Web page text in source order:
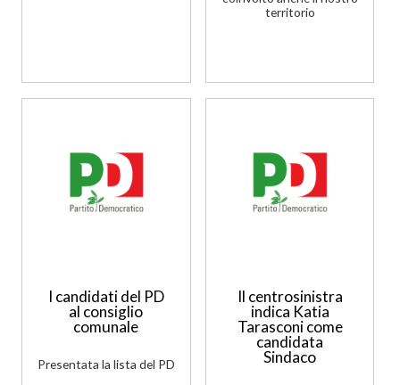
territorio
I candidati del PD
al consiglio
comunale
Presentata la lista del PD
Il centrosinistra
indica Katia
Tarasconi come
candidata
Sindaco